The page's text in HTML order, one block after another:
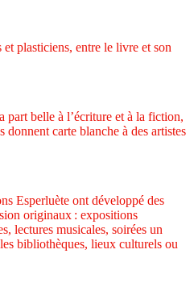
plasticiens, entre le livre et son
belle à l’écriture et à la fiction,
donnent carte blanche à des artistes
Esperluète ont développé des
originaux : expositions
lectures musicales, soirées un
bibliothèques, lieux culturels ou